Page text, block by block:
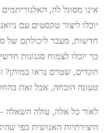
אינו מסוגל לה,
יוכלו ליצור טקסטים עם
חדשות, מעבר ליכולתם של
כך יוכלו לצמוח סגנונות
תקדים, שטרם נראו כמותן?
טעונה הוכחה, אבל זאת
לאור כל אלה, עולה
היצירתיות האנושית כפי